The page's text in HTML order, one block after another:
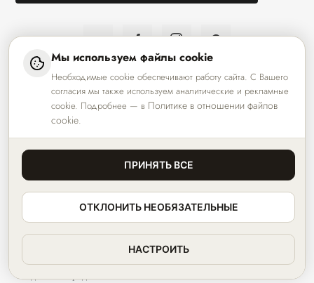
ООО «АЗЗАРАДИЗАЙН» УНП 291083546
Республика Беларусь, 224020, г. Брест, ул. Янки Купалы, 1/5-2
Свидетельство о государственной регистрации N0061039 от
15.06.2012
Обработка заказов: с 9-00 до 17-00, выходные дни - суббота и
Телефон: +375(162)541-000 e-mail: sales@azzara.by
Создание и продвижение сайтов - InternetSozdateli
Мы используем файлы cookie
Необходимые cookie обеспечивают работу сайта. С Вашего
согласия мы также используем аналитические и рекламные
cookie. Подробнее — в Политике в отношении файлов
cookie.
ПРИНЯТЬ ВСЕ
ОТКЛОНИТЬ НЕОБЯЗАТЕЛЬНЫЕ
НАСТРОИТЬ